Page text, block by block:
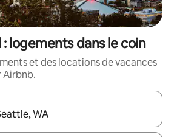
: logements dans le coin
et des locations de vacances
Airbnb.
sont affichés, parcourez-les en utilisant